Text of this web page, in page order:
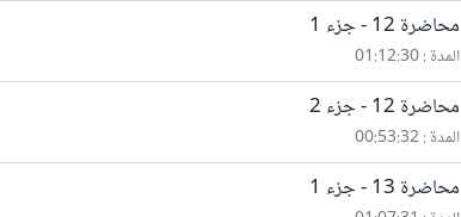
محاضرة 12 - جزء 1
المدة : 01:12:30
محاضرة 12 - جزء 2
المدة : 00:53:32
محاضرة 13 - جزء 1